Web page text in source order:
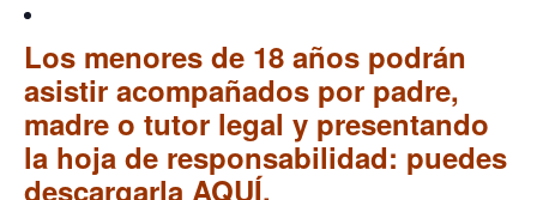
Los menores de 18 años podrán
asistir acompañados por padre,
madre o tutor legal y presentando
la hoja de responsabilidad: puedes
descargarla AQUÍ.